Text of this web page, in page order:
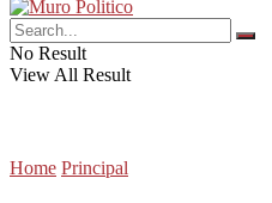
No Result
View All Result
Home Principal